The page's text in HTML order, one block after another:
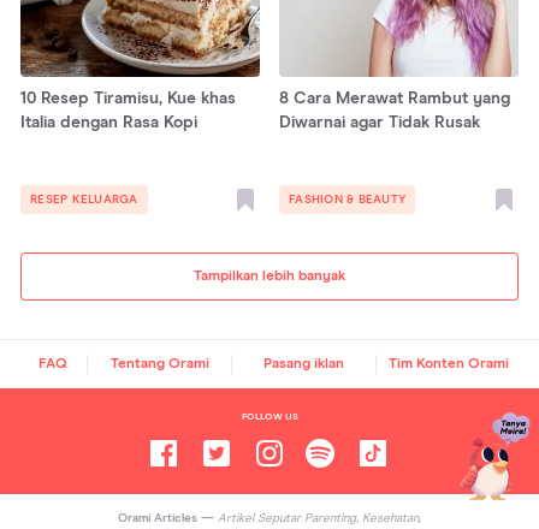
Tampilkan lebih banyak
10 Resep Tiramisu, Kue khas
Italia dengan Rasa Kopi
RESEP KELUARGA
8 Cara Merawat Rambut yang
Diwarnai agar Tidak Rusak
FASHION & BEAUTY
FAQ Tentang Orami Pasang iklan Tim Konten Orami
FOLLOW US
Orami Articles — Artikel Seputar Parenting, Kesehatan,